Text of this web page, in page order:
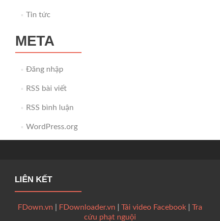
Tin tức
META
Đăng nhập
RSS bài viết
RSS bình luận
WordPress.org
LIÊN KẾT
FDown.vn FDownloader.vn Tải video Facebook
Tra
cứu phạt nguội